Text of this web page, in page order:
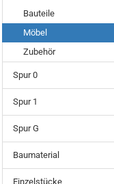
Bauteile
Möbel
Zubehör
Spur 0
Spur 1
Spur G
Baumaterial
Einzelstücke